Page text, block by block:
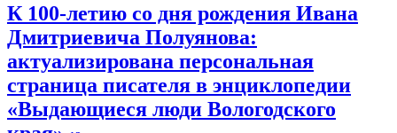
К 100-летию со дня рождения Ивана
Дмитриевича Полуянова:
актуализирована персональная
страница писателя в энциклопедии
«Выдающиеся люди Вологодского